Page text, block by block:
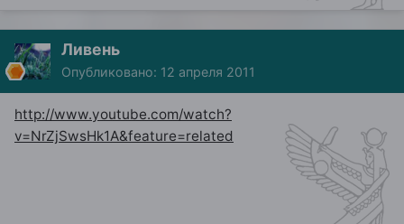
Ливень
Опубликовано: 12 апреля 2011
http://www.youtube.com/watch?
v=NrZjSwsHk1A&feature=related